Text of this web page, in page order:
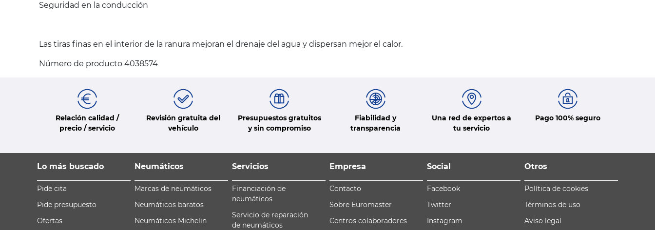
Seguridad en la conducción
Las tiras finas en el interior de la ranura mejoran el drenaje del agua y dispersan mejor el calor.
Número de producto 4038574
Relación calidad /
precio / servicio
Revisión gratuita del
vehículo
Presupuestos gratuitos
y sin compromiso
Fiabilidad y
transparencia
Una red de expertos a
tu servicio
Pago 100% seguro
Lo más buscado
Pide cita
Pide presupuesto
Ofertas
Neumáticos
Marcas de neumáticos
Neumáticos baratos
Neumáticos Michelin
Servicios
Financiación de
neumáticos
Servicio de reparación
de neumáticos
Empresa
Contacto
Sobre Euromaster
Centros colaboradores
Social
Facebook
Twitter
Instagram
Otros
Política de cookies
Términos de uso
Aviso legal